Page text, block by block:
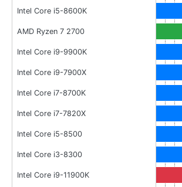
Intel Core i5-8600K
AMD Ryzen 7 2700
Intel Core i9-9900K
Intel Core i9-7900X
Intel Core i7-8700K
Intel Core i7-7820X
Intel Core i5-8500
Intel Core i3-8300
Intel Core i9-11900K